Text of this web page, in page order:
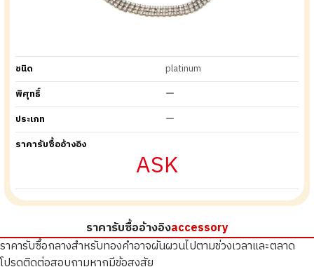
ชนิด
platinum
พิศุทธิ์
ー
ประเภท
ー
ราคารับซื้ออ้างอิง
ASK
ราคารับซื้ออ้างอิงaccessory
ราคารับซื้อกลางสำหรับทองคำอาจผันผวนไปตามช่วงเวลาและตลาด
โปรดติดต่อสอบถามหากมีข้อสงสัย